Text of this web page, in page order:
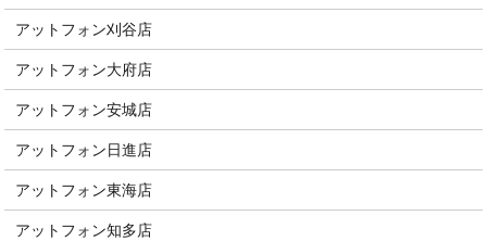
アットフォン刈谷店
アットフォン大府店
アットフォン安城店
アットフォン日進店
アットフォン東海店
アットフォン知多店